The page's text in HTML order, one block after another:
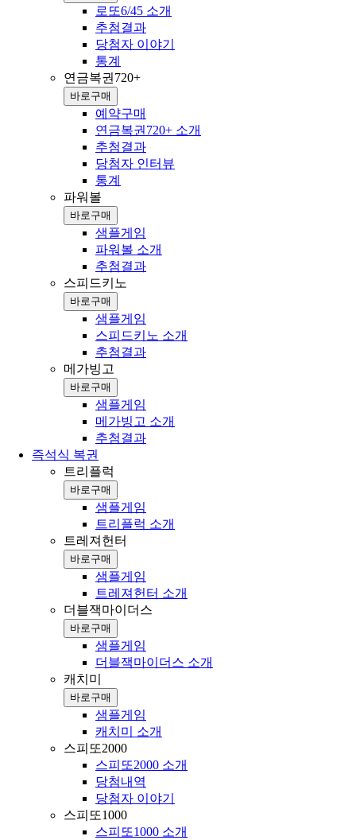
로또6/45 소개
추첨결과
당첨자 이야기
통계
연금복권720+
바로구매
예약구매
연금복권720+ 소개
추첨결과
당첨자 인터뷰
통계
파워볼
바로구매
샘플게임
파워볼 소개
추첨결과
스피드키노
바로구매
샘플게임
스피드키노 소개
추첨결과
메가빙고
바로구매
샘플게임
메가빙고 소개
추첨결과
즉석식 복권
트리플럭
바로구매
샘플게임
트리플럭 소개
트레져헌터
바로구매
샘플게임
트레져헌터 소개
더블잭마이더스
바로구매
샘플게임
더블잭마이더스 소개
캐치미
바로구매
샘플게임
캐치미 소개
스피또2000
스피또2000 소개
당첨내역
당첨자 이야기
스피또1000
스피또1000 소개